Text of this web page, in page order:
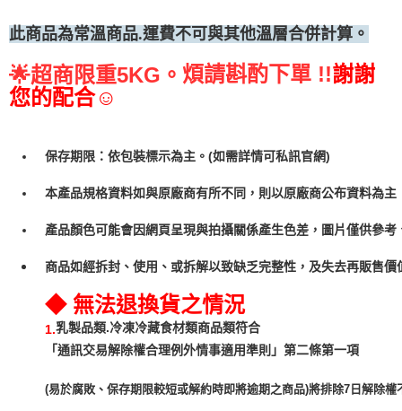
此商品為常溫商品.運費不可與其他溫層合併計算。
🌟超商限重5KG。 煩請斟酌下單 !!謝謝
您的配合☺
保存期限：依包裝標示為主。(如需詳情可私訊官網)
本產品規格資料如與原廠商有所不同，則以原廠商公布資料為主
產品顏色可能會因網頁呈現與拍攝關係產生色差，圖片僅供參
商品如經拆封、使用、或拆解以致缺乏完整性，及失去再販售
◆ 無法退換貨之情況
1.乳製品類.冷凍冷藏食材類商品類符合
「通訊交易解除權合理例外情事適用準則」第二條第一項
(易於腐敗、保存期限較短或解約時即將逾期之商品)將排除7日解除權